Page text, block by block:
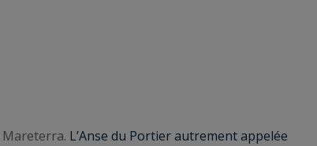
L’Anse du Portier autrement appelée